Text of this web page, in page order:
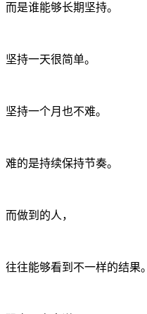
而是谁能够长期坚持。
坚持一天很简单。
坚持一个月也不难。
难的是持续保持节奏。
而做到的人，
往往能够看到不一样的结果。